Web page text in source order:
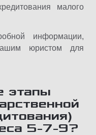
малого
информации,
юристом для
этапы
5-7-9?